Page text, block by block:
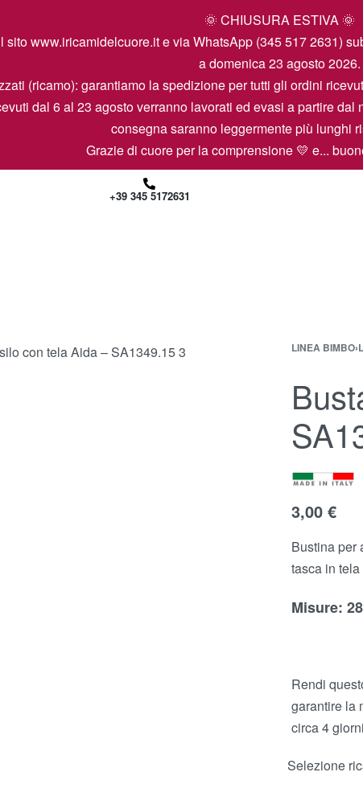
🌞 CHIUSURA ESTIVA 🌞
www.iricamidelcuore.it e via WhatsApp (345 517 2631)
a domenica 23 agosto 2026.
(ricamo): garantiamo la spedizione per tutti gli ordini
dal 6 al 23 agosto verranno lavorati ed evasi a partire
consegna saranno leggermente più lunghi
Grazie di cuore per la comprensione 💛 e...
+39 345 5172631
LINEA BIMBO›
3,00€
Bustina per
tasca in
Misure:
Rendi
garantire la
circa 4
Selezione